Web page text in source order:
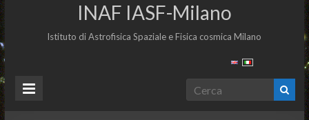
INAF IASF-Milano
Istituto di Astrofisica Spaziale e Fisica cosmica Milano